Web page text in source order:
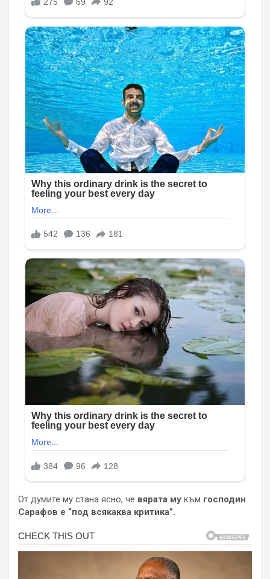
От думите му стана ясно, че вярата му към господин
Сарафов е “под всякаква критика”.